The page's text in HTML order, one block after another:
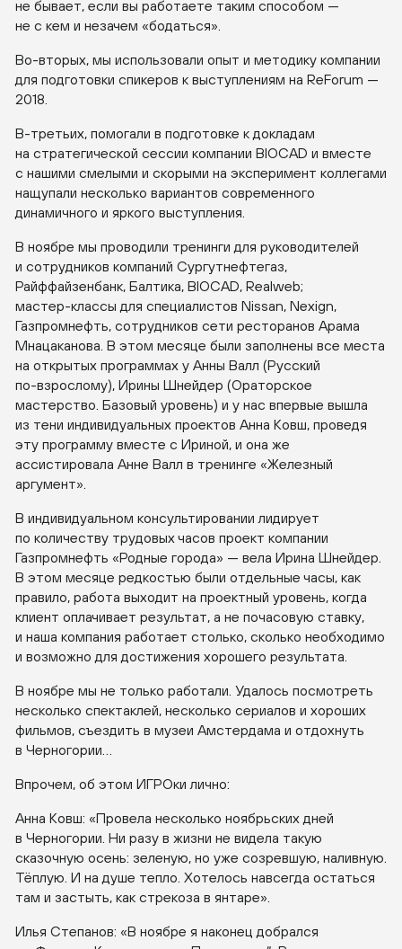
не бывает, если вы работаете таким способом —
не с кем и незачем «бодаться».
Во-вторых, мы использовали опыт и методику компании
для подготовки спикеров к выступлениям на ReForum —
2018.
В-третьих, помогали в подготовке к докладам
на стратегической сессии компании BIOCAD и вместе
с нашими смелыми и скорыми на эксперимент коллегами
нащупали несколько вариантов современного
динамичного и яркого выступления.
В ноябре мы проводили тренинги для руководителей
и сотрудников компаний Сургутнефтегаз,
Райффайзенбанк, Балтика, BIOCAD, Realweb;
мастер-классы для специалистов Nissan, Nexign,
Газпромнефть, сотрудников сети ресторанов Арама
Мнацаканова. В этом месяце были заполнены все места
на открытых программах у Анны Валл (Русский
по-взрослому), Ирины Шнейдер (Ораторское
мастерство. Базовый уровень) и у нас впервые вышла
из тени индивидуальных проектов Анна Ковш, проведя
эту программу вместе с Ириной, и она же
ассистировала Анне Валл в тренинге «Железный
аргумент».
В индивидуальном консультировании лидирует
по количеству трудовых часов проект компании
Газпромнефть «Родные города» — вела Ирина Шнейдер.
В этом месяце редкостью были отдельные часы, как
правило, работа выходит на проектный уровень, когда
клиент оплачивает результат, а не почасовую ставку,
и наша компания работает столько, сколько необходимо
и возможно для достижения хорошего результата.
В ноябре мы не только работали. Удалось посмотреть
несколько спектаклей, несколько сериалов и хороших
фильмов, съездить в музеи Амстердама и отдохнуть
в Черногории…
Впрочем, об этом ИГРОки лично:
Анна Ковш: «Провела несколько ноябрьских дней
в Черногории. Ни разу в жизни не видела такую
сказочную осень: зеленую, но уже созревшую, наливную.
Тёплую. И на душе тепло. Хотелось навсегда остаться
там и застыть, как стрекоза в янтаре».
Илья Степанов: «В ноябре я наконец добрался